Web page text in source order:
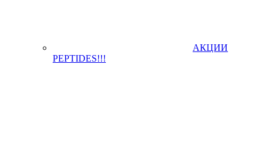
АКЦИИ
PEPTIDES!!!